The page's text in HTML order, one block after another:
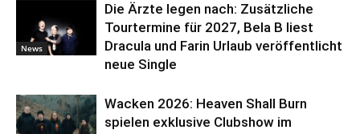
News
Die Ärzte legen nach: Zusätzliche
Tourtermine für 2027, Bela B liest
Dracula und Farin Urlaub veröffentlicht
neue Single
Wacken 2026: Heaven Shall Burn
spielen exklusive Clubshow im